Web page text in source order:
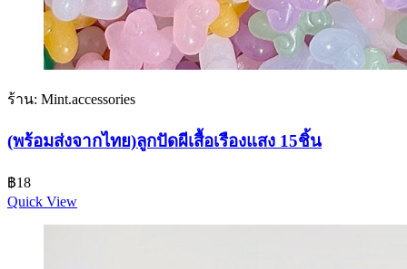
ร้าน: Mint.accessories
(พร้อมส่งจากไทย)ลูกปัดผีเสื้อเรืองแสง 15ชิ้น
฿18
Quick View